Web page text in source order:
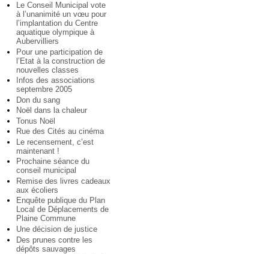
Le Conseil Municipal vote
à l’unanimité un vœu pour
l’implantation du Centre
aquatique olympique à
Aubervilliers
Pour une participation de
l’Etat à la construction de
nouvelles classes
Infos des associations
septembre 2005
Don du sang
Noël dans la chaleur
Tonus Noël
Rue des Cités au cinéma
Le recensement, c’est
maintenant !
Prochaine séance du
conseil municipal
Remise des livres cadeaux
aux écoliers
Enquête publique du Plan
Local de Déplacements de
Plaine Commune
Une décision de justice
Des prunes contre les
dépôts sauvages